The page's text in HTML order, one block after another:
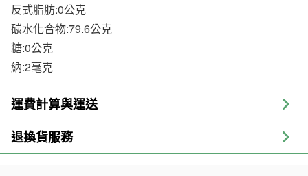
反式脂肪:0公克
碳水化合物:79.6公克
糖:0公克
納:2毫克
運費計算與運送
退換貨服務